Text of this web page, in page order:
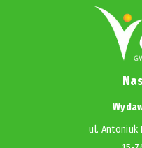
ul. Antoniuk